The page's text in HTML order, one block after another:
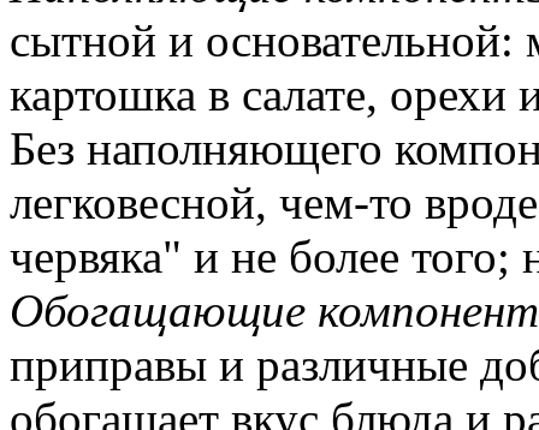
сытной и основательной:
картошка в салате, орехи
Без наполняющего
легковесной, чем-то
червяка" и не более
Обогащающие
приправы и различные
обогащает вкус блюда и